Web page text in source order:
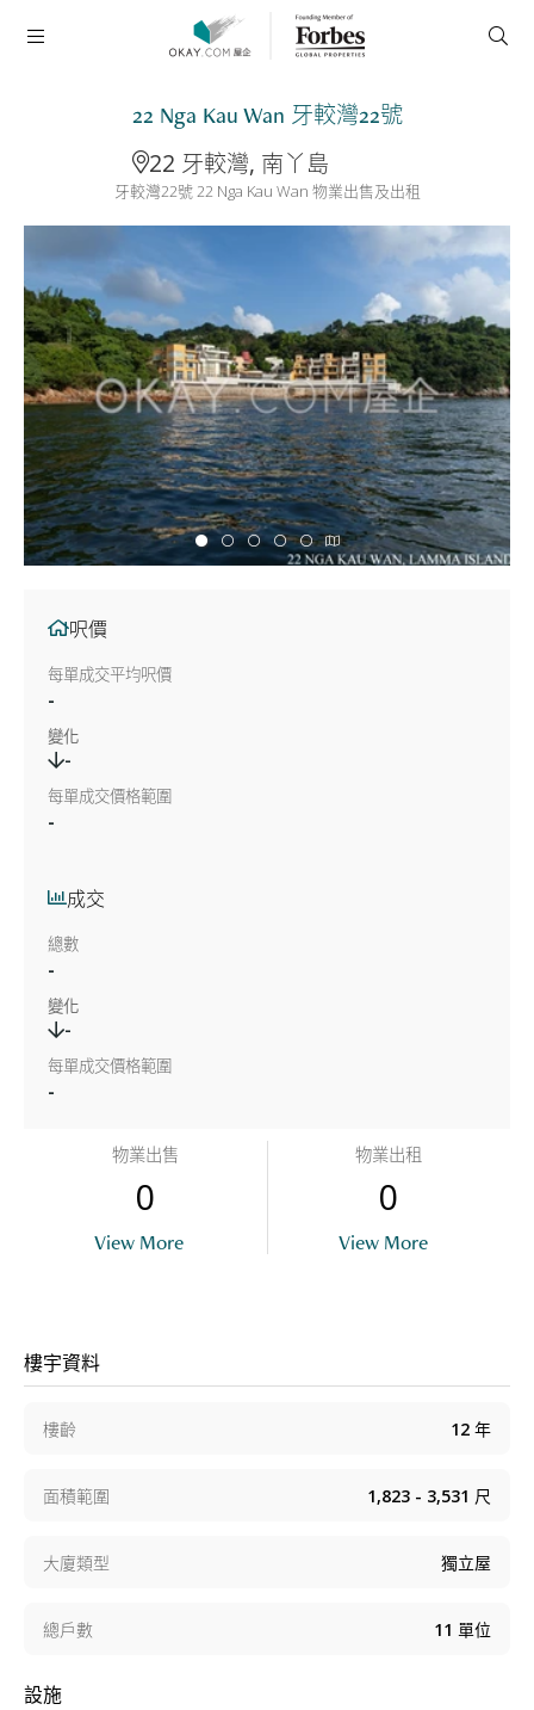
22 Nga Kau Wan 牙較灣22號
22 牙較灣, 南丫島
牙較灣22號 22 Nga Kau Wan 物業出售及出租
呎價
每單成交平均呎價
-
變化
-
每單成交價格範圍
-
成交
總數
-
變化
-
每單成交價格範圍
-
物業出售
0
View More
物業出租
0
View More
樓宇資料
樓齡 12 年
面積範圍 1,823 - 3,531 尺
大廈類型 獨立屋
總戶數 11 單位
設施